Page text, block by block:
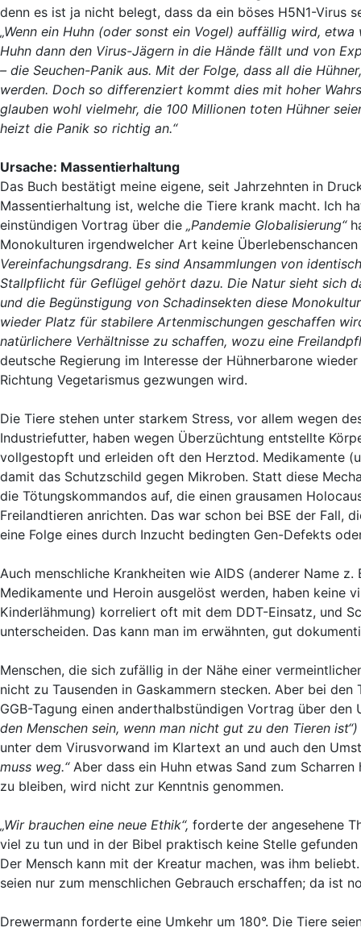
denn es ist ja nicht belegt, dass da ein böses H5N1-Virus
„Wenn ein Huhn (oder sonst ein Vogel) auffällig wird,
Huhn dann den Virus-Jägern in die Hände fällt und von
– die Seuchen-Panik aus. Mit der Folge, dass all die
werden. Doch so differenziert kommt dies mit hoher
glauben wohl vielmehr, die 100 Millionen toten Hühner
heizt die Panik so richtig an.“
Ursache: Massentierhaltung
Das Buch bestätigt meine eigene, seit Jahrzehnten in
Massentierhaltung ist, welche die Tiere krank macht. Ich
einstündigen Vortrag über die „Pandemie Globalisierung“
Monokulturen irgendwelcher Art keine
Vereinfachungsdrang. Es sind Ansammlungen von
Stallpflicht für Geflügel gehört dazu. Die Natur sieht sich
und die Begünstigung von Schadinsekten diese
wieder Platz für stabilere Artenmischungen geschaffen
natürlichere Verhältnisse zu schaffen, wozu eine
deutsche Regierung im Interesse der Hühnerbarone
Richtung Vegetarismus gezwungen wird.
Die Tiere stehen unter starkem Stress, vor allem wegen
Industriefutter, haben wegen Überzüchtung entstellte
vollgestopft und erleiden oft den Herztod. Medikamente
damit das Schutzschild gegen Mikroben. Statt diese
die Tötungskommandos auf, die einen grausamen
Freilandtieren anrichten. Das war schon bei BSE der Fall,
eine Folge eines durch Inzucht bedingten Gen-Defekts
Auch menschliche Krankheiten wie AIDS (anderer Name
Medikamente und Heroin ausgelöst werden, haben keine
Kinderlähmung) korreliert oft mit dem DDT-Einsatz, und
unterscheiden. Das kann man im erwähnten, gut
Menschen, die sich zufällig in der Nähe einer
nicht zu Tausenden in Gaskammern stecken. Aber bei
GGB-Tagung einen anderthalbstündigen Vortrag über
den Menschen sein, wenn man nicht gut zu den Tieren ist“)
unter dem Virusvorwand im Klartext an und auch den
muss weg.“Aber dass ein Huhn etwas Sand zum
zu bleiben, wird nicht zur Kenntnis genommen.
„Wir brauchen eine neue Ethik“, forderte der angesehene
viel zu tun und in der Bibel praktisch keine Stelle
Der Mensch kann mit der Kreatur machen, was ihm
seien nur zum menschlichen Gebrauch erschaffen; da ist
Drewermann forderte eine Umkehr um 180°. Die Tiere